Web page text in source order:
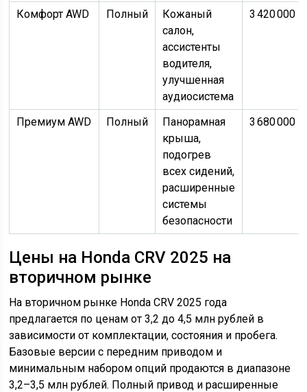
Комфорт AWD Полный
Кожаный
салон,
ассистенты
водителя,
улучшенная
аудиосистема
3 420 000
Премиум AWD Полный
Панорамная
крыша,
подогрев
всех сидений,
расширенные
системы
безопасности
3 680 000
Цены на Honda CRV 2025 на
вторичном рынке
На вторичном рынке Honda CRV 2025 года
предлагается по ценам от 3,2 до 4,5 млн рублей в
зависимости от комплектации, состояния и пробега.
Базовые версии с передним приводом и
минимальным набором опций продаются в диапазоне
3,2–3,5 млн рублей. Полный привод и расширенные